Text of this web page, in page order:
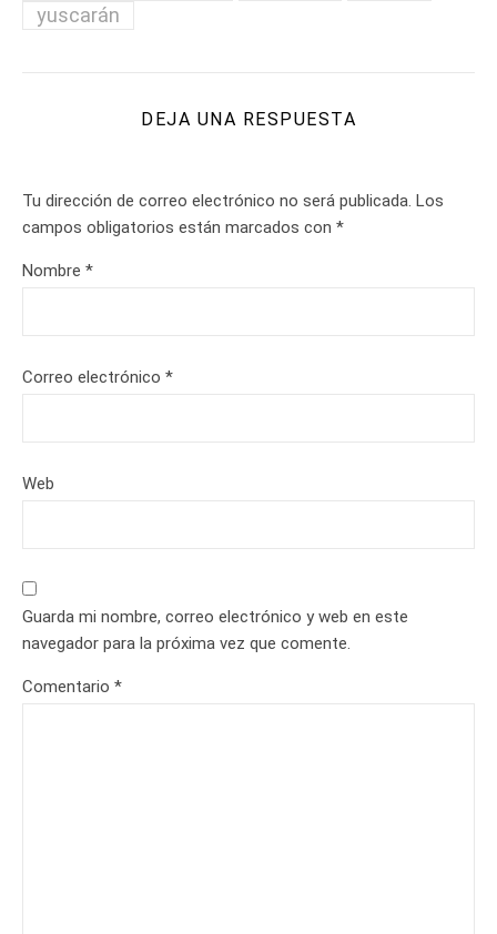
yuscarán
DEJA UNA RESPUESTA
Tu dirección de correo electrónico no será publicada. Los
campos obligatorios están marcados con *
Nombre *
Correo electrónico *
Web
Guarda mi nombre, correo electrónico y web en este
navegador para la próxima vez que comente.
Comentario *